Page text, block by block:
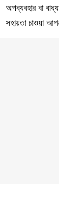
অপব্যবহার বা
সহায়তা চাওয়া